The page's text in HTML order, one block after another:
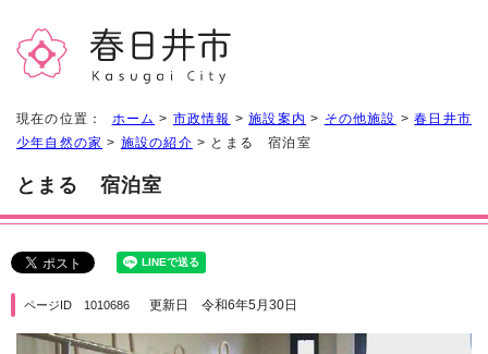
現在の位置： ホーム > 市政情報 >施設案内 > その他施設 >春日井市
少年自然の家 > 施設の紹介 > とまる 宿泊室
とまる 宿泊室
ページID 1010686 更新日 令和6年5月30日